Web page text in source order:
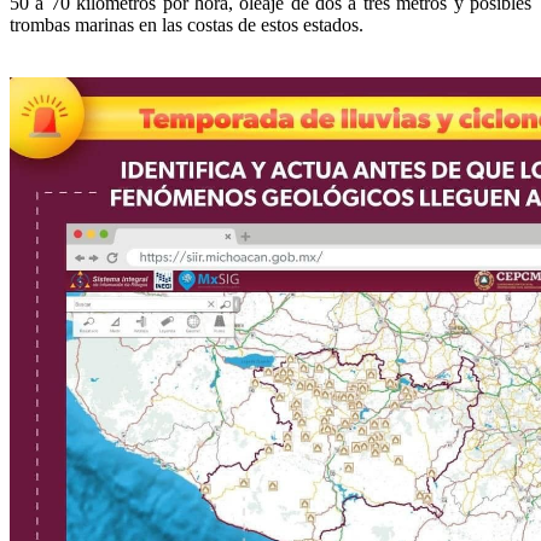
trombas marinas en las costas de estos estados.